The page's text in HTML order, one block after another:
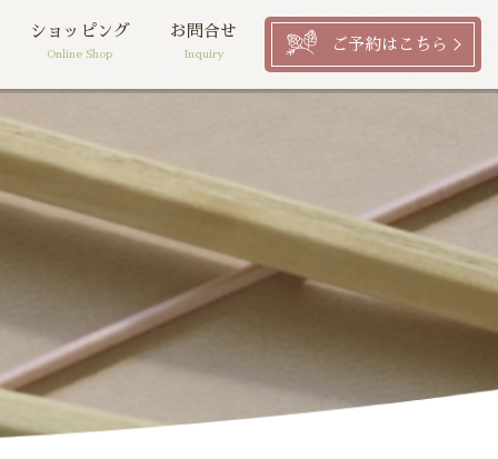
ショッピング
Online Shop
お問合せ
Inquiry
ご予約はこちら